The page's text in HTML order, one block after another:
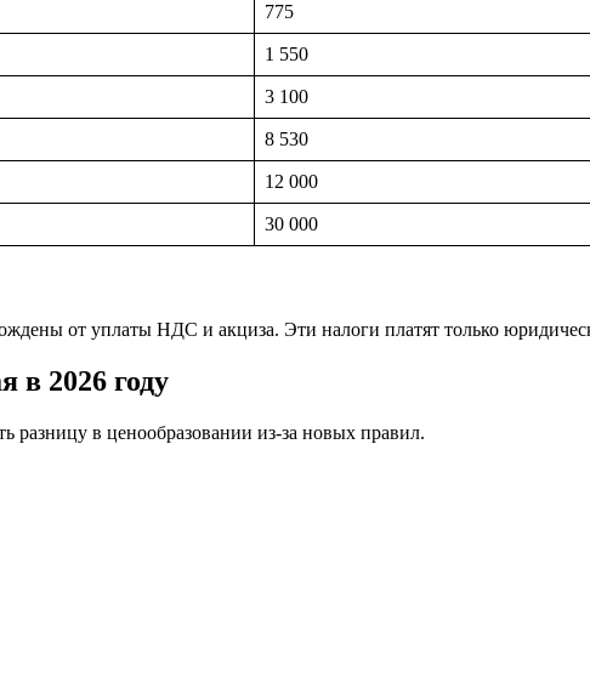
775
1 550
3 100
8 530
12 000
30 000
от уплаты НДС и акциза. Эти налоги платят только
в 2026 году
в ценообразовании из-за новых правил.